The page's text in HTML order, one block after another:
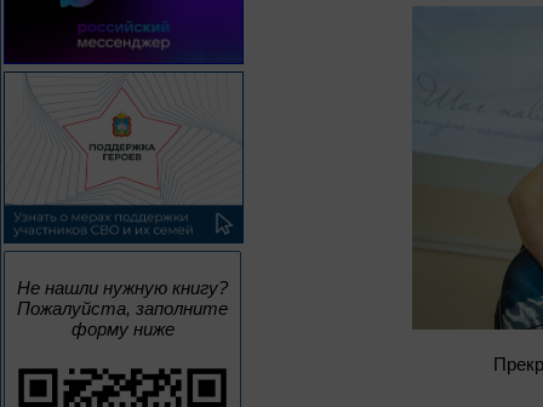
Не нашли нужную книгу?
Пожалуйста, заполните
форму ниже